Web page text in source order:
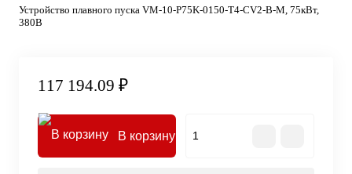
Устройство плавного пуска VM-10-P75K-0150-T4-CV2-B-M, 75кВт,
380В
117 194.09 ₽
В корзину